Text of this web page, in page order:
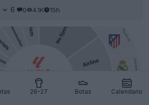
26-27 Botas Calendario
6 0 4.1K 15h